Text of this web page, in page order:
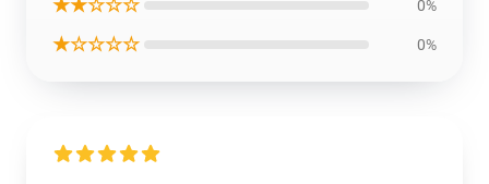
★★☆☆☆ 0%
★☆☆☆☆ 0%